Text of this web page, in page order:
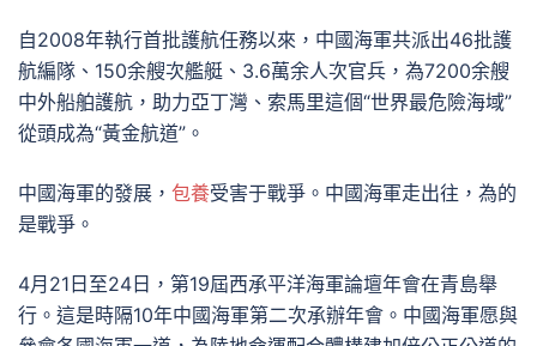
自2008年執行首批護航任務以來，中國海軍共派出46批護
航編隊、150余艘次艦艇、3.6萬余人次官兵，為7200余艘
中外船舶護航，助力亞丁灣、索馬里這個“世界最危險海域”
從頭成為“黃金航道”。
中國海軍的發展， 包養受害于戰爭。中國海軍走出往，為的
是戰爭。
4月21日至24日，第19屆西承平洋海軍論壇年會在青島舉
行。這是時隔10年中國海軍第二次承辦年會。中國海軍愿與